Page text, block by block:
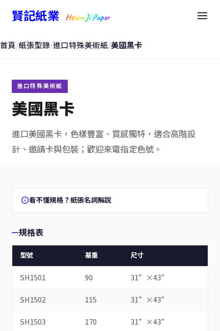
賢記紙業 Hsien Ji Paper
首頁/紙張型錄/進口特殊美術紙/美國黑卡
進口特殊美術紙
美國黑卡
進口美國黑卡，色樣豐富、質感獨特，適合高階設
計、邀請卡與包裝；歡迎來電指定色號。
看不懂規格？紙張名詞解說
規格表
型號 基重 尺寸
SH1501 90 31”×43”
SH1502 115 31”×43”
SH1503 170 31”×43”